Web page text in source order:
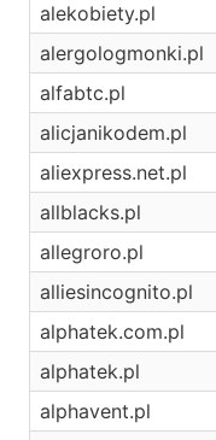
alekobiety.pl
alergologmonki.pl
alfabtc.pl
alicjanikodem.pl
aliexpress.net.pl
allblacks.pl
allegroro.pl
alliesincognito.pl
alphatek.com.pl
alphatek.pl
alphavent.pl